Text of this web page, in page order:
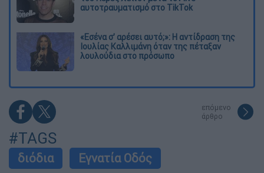
αυτοτραυματισμό στο TikTok
«Εσένα σ’ αρέσει αυτό;»: Η αντίδραση της
Ιουλίας Καλλιμάνη όταν της πέταξαν
λουλούδια στο πρόσωπο
επόμενο
άρθρο
#TAGS
διόδια
Εγνατία Οδός